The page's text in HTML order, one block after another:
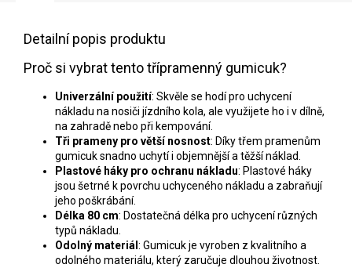
Detailní popis produktu
Proč si vybrat tento třípramenný gumicuk?
Univerzální použití: Skvěle se hodí pro uchycení
nákladu na nosiči jízdního kola, ale využijete ho i v dílně,
na zahradě nebo při kempování.
Tři prameny pro větší nosnost: Díky třem pramenům
gumicuk snadno uchytí i objemnější a těžší náklad.
Plastové háky pro ochranu nákladu: Plastové háky
jsou šetrné k povrchu uchyceného nákladu a zabraňují
jeho poškrábání.
Délka 80 cm: Dostatečná délka pro uchycení různých
typů nákladu.
Odolný materiál : Gumicuk je vyroben z kvalitního a
odolného materiálu, který zaručuje dlouhou životnost.